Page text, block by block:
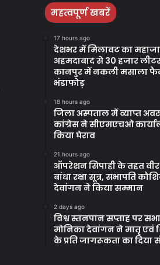
महत्वपूर्ण खबरें
17 hours ago
देशभर में मिलावट का
अहमदाबाद से 30 हजार
कानपुर में नकली मसाला
भंडाफोड़
18 hours ago
जिला अस्पताल में व्याप्त
कांग्रेस ने सीएमएचओ
किया घेराव
21 hours ago
ऑपरेशन सिपाही के तहत
बांधा रक्षा सूत्र, सभापति
देवांगन ने किया सम्मान
2 days ago
विश्व स्तनपान सप्ताह पर
मोनिका देवांगन ने मातृ एवं
के प्रति जागरूकता का दिया